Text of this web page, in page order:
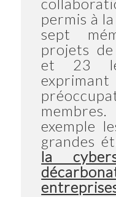
permis à
sept
projets
et 23
exemple
grandes
la